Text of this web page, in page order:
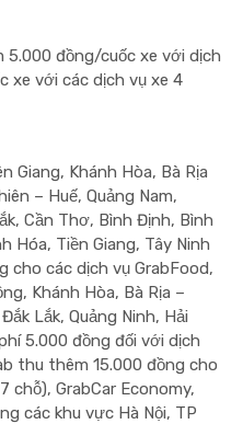
đồng/cuốc xe với dịch
xe với các dịch vụ xe 4
Giang, Khánh Hòa, Bà Rịa
– Huế, Quảng Nam,
Cần Thơ, Bình Định, Bình
Hóa, Tiền Giang, Tây Ninh
cho các dịch vụ GrabFood,
Khánh Hòa, Bà Rịa –
Lắk, Quảng Ninh, Hải
5.000 đồng đối với dịch
thu thêm 15.000 đồng cho
chỗ), GrabCar Economy,
các khu vực Hà Nội, TP